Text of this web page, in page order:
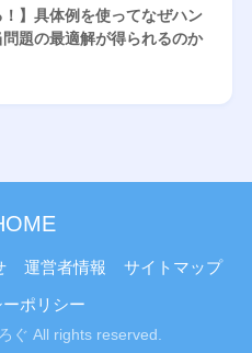
！】具体例を使ってなぜハン
題の最適解が得られるのか
運営者情報 サイトマップ
ポリシー
ぐ All rights reserved.